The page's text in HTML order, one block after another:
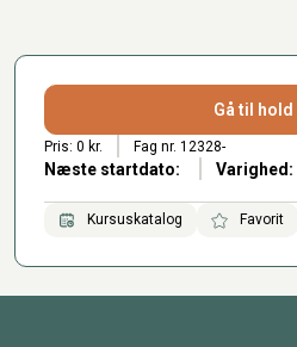
Gå til hold
Pris: 0 kr. Fag nr. 12328-
Næste startdato: Varighed:
Kursuskatalog Favorit